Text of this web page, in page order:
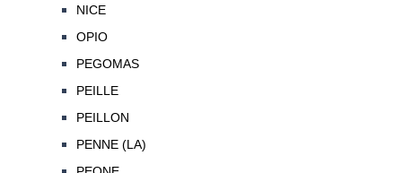
NICE
OPIO
PEGOMAS
PEILLE
PEILLON
PENNE (LA)